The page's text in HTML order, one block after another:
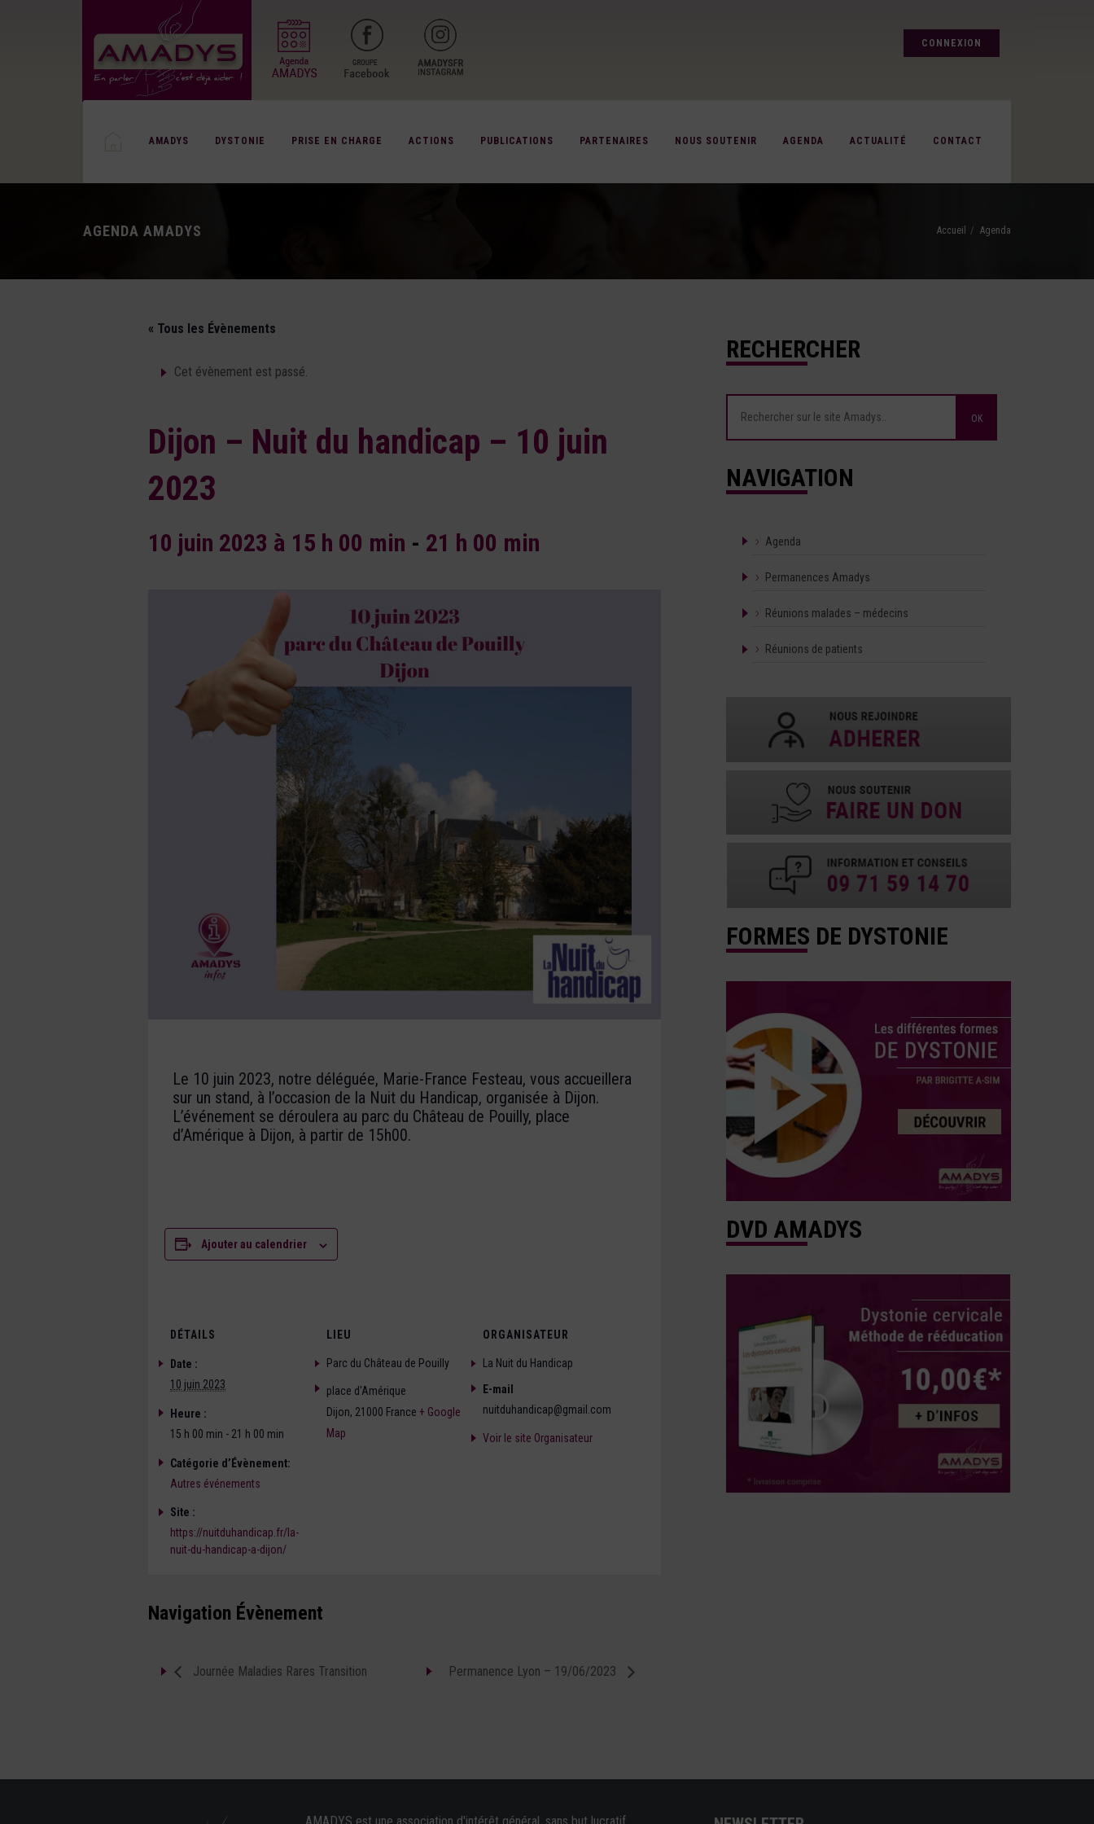
CONNEXION
AMADYS DYSTONIE PRISE EN CHARGE ACTIONS PUBLICATIONS PARTENAIRES NOUS SOUTENIR AGENDA ACTUALITÉ CONTACT
AGENDA AMADYS Accueil Agenda
« Tous les Évènements
Cet évènement est passé.
Dijon – Nuit du handicap – 10 juin
2023
10 juin 2023 à 15 h 00 min - 21 h 00 min
Le 10 juin 2023, notre déléguée, Marie-France Festeau, vous accueillera
sur un stand, à l’occasion de la Nuit du Handicap, organisée à Dijon.
L’événement se déroulera au parc du Château de Pouilly, place
d’Amérique à Dijon, à partir de 15h00.
Ajouter au calendrier
DÉTAILS
Date :
10 juin 2023
Heure :
15 h 00 min - 21 h 00 min
Catégorie d’Évènement:
Autres événements
Site :
https://nuitduhandicap.fr/la-
nuit-du-handicap-a-dijon/
LIEU
Parc du Château de Pouilly
place d'Amérique
Dijon, 21000 France + Google
Map
ORGANISATEUR
La Nuit du Handicap
E-mail
nuitduhandicap@gmail.com
Voir le site Organisateur
Navigation Évènement
Journée Maladies Rares Transition Permanence Lyon – 19/06/2023
RECHERCHER
NAVIGATION
Agenda
Permanences Amadys
Réunions malades – médecins
Réunions de patients
FORMES DE DYSTONIE
DVD AMADYS